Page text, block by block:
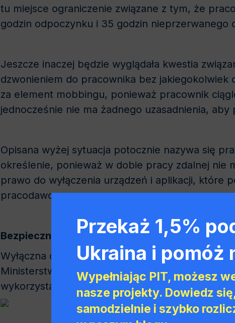
tu miejsce ograniczenie związane z tym, że
godzin odpoczynku i 35 godzin nieprzerwanego
Jeszcze inaczej będzie wyglądała kwestia
dzwonieniem do pracownika bez
za element mobbingu, ponieważ pracownik
jednocześnie nie ma żadnego uzasadnienia,
Opisana wyżej sytuacja potocznie nazywa się
określenie, ponieważ w dobie pracy zdalnej nie
prawo do wyłączenia urządzeń i aplikacji, które
pracodawcą.
Bezpieczna przystań
Wyłączna odpowiedzialność za wyrażone
Ministerstwo Spraw Wewnętrznych i
wykorzystania udostępnionych informacji
Przekaż 1,5%
Ukraina i pomóż
Wypełniając PIT, możesz
nasze projekty. Dowiedz
samodzielnie i szybko